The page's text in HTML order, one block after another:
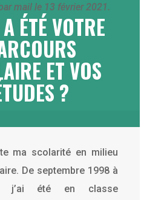
mail le 13 février 2021.
ÉTÉ VOTRE
ET VOS
?
ma scolarité en milieu
De septembre 1998 à
j’ai été en classe